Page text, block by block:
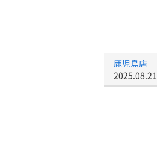
鹿児島店
2025.08.21